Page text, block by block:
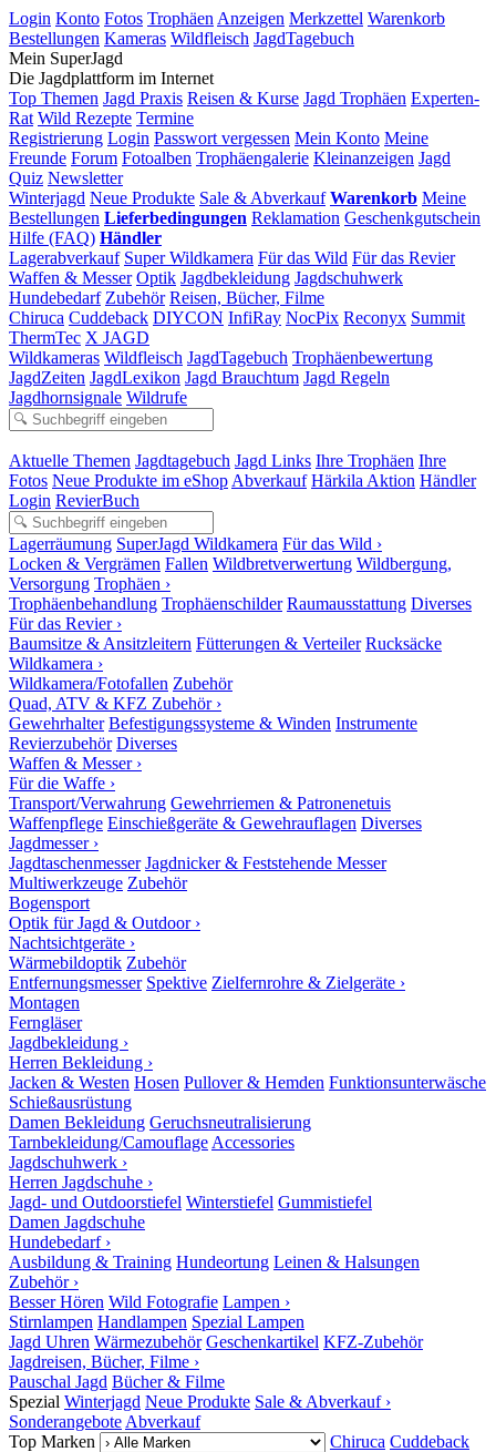
Login Konto Fotos Trophäen Anzeigen Merkzettel Warenkorb
Bestellungen Kameras Wildfleisch JagdTagebuch
Mein SuperJagd
Die Jagdplattform im Internet
Top Themen Jagd Praxis Reisen & Kurse Jagd Trophäen Experten-
Rat Wild Rezepte Termine
Registrierung Login Passwort vergessen Mein Konto Meine
Freunde Forum Fotoalben Trophäengalerie Kleinanzeigen Jagd
Quiz Newsletter
Winterjagd Neue Produkte Sale & Abverkauf Warenkorb Meine
Bestellungen Lieferbedingungen Reklamation Geschenkgutschein
Hilfe (FAQ) Händler
Lagerabverkauf Super Wildkamera Für das Wild Für das Revier
Waffen & Messer Optik Jagdbekleidung Jagdschuhwerk
Hundebedarf Zubehör Reisen, Bücher, Filme
Chiruca Cuddeback DIYCON InfiRay NocPix Reconyx Summit
ThermTec X JAGD
Wildkameras Wildfleisch JagdTagebuch Trophäenbewertung
JagdZeiten JagdLexikon Jagd Brauchtum Jagd Regeln
Jagdhornsignale Wildrufe
Aktuelle Themen Jagdtagebuch Jagd Links Ihre Trophäen Ihre
Fotos Neue Produkte im eShop Abverkauf Härkila Aktion Händler
Login RevierBuch
Lagerräumung SuperJagd Wildkamera Für das Wild ›
Locken & Vergrämen Fallen Wildbretverwertung Wildbergung,
Versorgung Trophäen ›
Trophäenbehandlung Trophäenschilder Raumausstattung Diverses
Für das Revier ›
Baumsitze & Ansitzleitern Fütterungen & Verteiler Rucksäcke
Wildkamera ›
Wildkamera/Fotofallen Zubehör
Quad, ATV & KFZ Zubehör ›
Gewehrhalter Befestigungssysteme & Winden Instrumente
Revierzubehör Diverses
Waffen & Messer ›
Für die Waffe ›
Transport/Verwahrung Gewehrriemen & Patronenetuis
Waffenpflege Einschießgeräte & Gewehrauflagen Diverses
Jagdmesser ›
Jagdtaschenmesser Jagdnicker & Feststehende Messer
Multiwerkzeuge Zubehör
Bogensport
Optik für Jagd & Outdoor ›
Nachtsichtgeräte ›
Wärmebildoptik Zubehör
Entfernungsmesser Spektive Zielfernrohre & Zielgeräte ›
Montagen
Ferngläser
Jagdbekleidung ›
Herren Bekleidung ›
Jacken & Westen Hosen Pullover & Hemden Funktionsunterwäsche
Schießausrüstung
Damen Bekleidung Geruchsneutralisierung
Tarnbekleidung/Camouflage Accessories
Jagdschuhwerk ›
Herren Jagdschuhe ›
Jagd- und Outdoorstiefel Winterstiefel Gummistiefel
Damen Jagdschuhe
Hundebedarf ›
Ausbildung & Training Hundeortung Leinen & Halsungen
Zubehör ›
Besser Hören Wild Fotografie Lampen ›
Stirnlampen Handlampen Spezial Lampen
Jagd Uhren Wärmezubehör Geschenkartikel KFZ-Zubehör
Jagdreisen, Bücher, Filme ›
Pauschal Jagd Bücher & Filme
Spezial Winterjagd Neue Produkte Sale & Abverkauf ›
Sonderangebote Abverkauf
Top Marken
Chiruca Cuddeback